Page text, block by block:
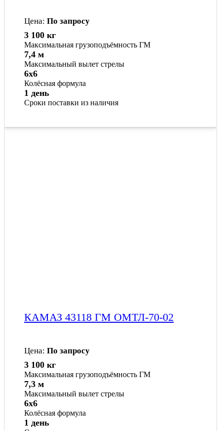
Цена: По запросу
Максимальная грузоподъёмность ГМ
3 100 кг
Максимальный вылет стрелы
7,4 м
Колёсная формула
6x6
Сроки поставки из наличия
1 день
КАМАЗ 43118 ГМ ОМТЛ-70-02
Цена: По запросу
Максимальная грузоподъёмность ГМ
3 100 кг
Максимальный вылет стрелы
7,3 м
Колёсная формула
6x6
1 день